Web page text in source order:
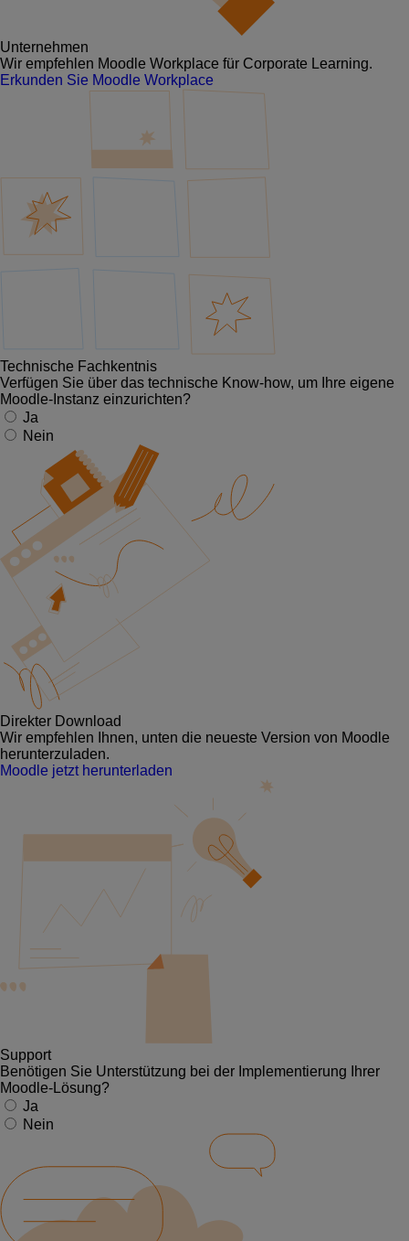
Unternehmen
Wir empfehlen Moodle Workplace für Corporate Learning.
Erkunden Sie Moodle Workplace
Technische Fachkentnis
Verfügen Sie über das technische Know-how, um Ihre eigene
Moodle-Instanz einzurichten?
Ja
Nein
Direkter Download
Wir empfehlen Ihnen, unten die neueste Version von Moodle
herunterzuladen.
Moodle jetzt herunterladen
Support
Benötigen Sie Unterstützung bei der Implementierung Ihrer
Moodle-Lösung?
Ja
Nein